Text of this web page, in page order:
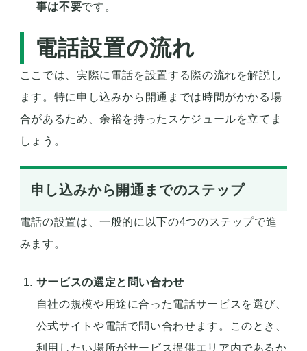
事は不要です。
電話設置の流れ
ここでは、実際に電話を設置する際の流れを解説し
ます。特に申し込みから開通までは時間がかかる場
合があるため、余裕を持ったスケジュールを立てま
しょう。
申し込みから開通までのステップ
電話の設置は、一般的に以下の4つのステップで進
みます。
サービスの選定と問い合わせ
自社の規模や用途に合った電話サービスを選び、
公式サイトや電話で問い合わせます。このとき、
利用したい場所がサービス提供エリア内であるか